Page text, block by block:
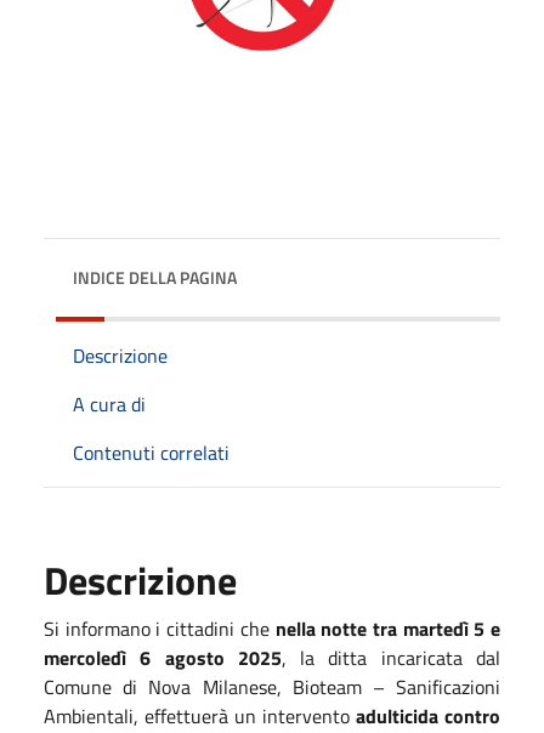
INDICE DELLA PAGINA
Descrizione
A cura di
Contenuti correlati
Descrizione
Si informano i cittadini che nella notte tra martedì 5 e
mercoledì 6 agosto 2025, la ditta incaricata dal
Comune di Nova Milanese, Bioteam – Sanificazioni
Ambientali, effettuerà un intervento adulticida contro